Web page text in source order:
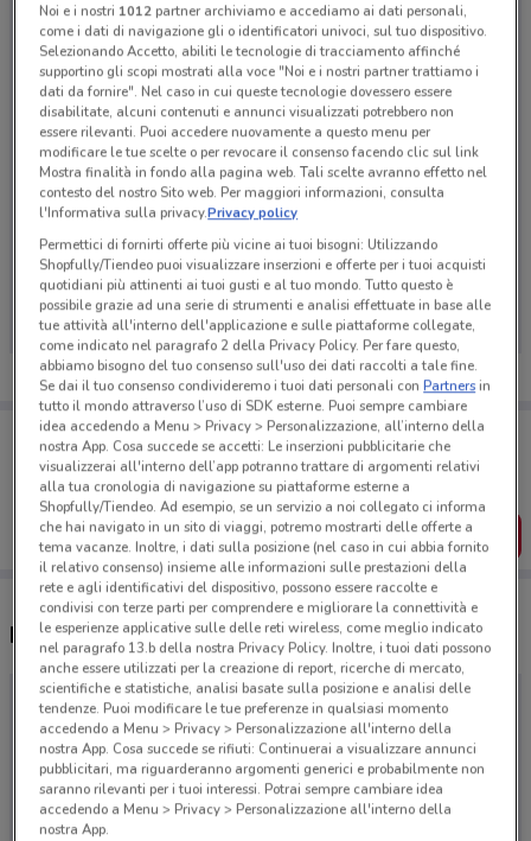
Ci dispiace, al momento non abbiamo pubblicato
volantini nella tua zona. Riprova più tardi.
Porta DoveConviene sempre con te!
Puoi trovare le migliori offerte dei negozi vicino a te,
salvarle e creare la tua lista del risparmio, comodamente
dal tuo cellulare.
SCARICA L’APP
Negozi Going Viaggi a Rho
Noi e i nostri 1012partner archiviamo e accediamo ai dati personali,
come i dati di navigazione gli o identificatori univoci, sul tuo dispositivo.
Selezionando Accetto, abiliti le tecnologie di tracciamento affinché
supportino gli scopi mostrati alla voce "Noi e i nostri partner trattiamo i
dati da fornire". Nel caso in cui queste tecnologie dovessero essere
disabilitate, alcuni contenuti e annunci visualizzati potrebbero non
essere rilevanti. Puoi accedere nuovamente a questo menu per
modificare le tue scelte o per revocare il consenso facendo clic sul link
Mostra finalità in fondo alla pagina web. Tali scelte avranno effetto nel
contesto del nostro Sito web. Per maggiori informazioni, consulta
l'Informativa sulla privacy.Privacy policy
Permettici di fornirti offerte più vicine ai tuoi bisogni: Utilizzando
Shopfully/Tiendeo puoi visualizzare inserzioni e offerte per i tuoi acquisti
quotidiani più attinenti ai tuoi gusti e al tuo mondo. Tutto questo è
possibile grazie ad una serie di strumenti e analisi effettuate in base alle
tue attività all'interno dell'applicazione e sulle piattaforme collegate,
come indicato nel paragrafo 2 della Privacy Policy. Per fare questo,
abbiamo bisogno del tuo consenso sull'uso dei dati raccolti a tale fine.
Se dai il tuo consenso condivideremo i tuoi dati personali conPartnersin
tutto il mondo attraverso l’uso di SDK esterne. Puoi sempre cambiare
idea accedendo a Menu > Privacy > Personalizzazione, all’interno della
nostra App. Cosa succede se accetti: Le inserzioni pubblicitarie che
visualizzerai all'interno dell’app potranno trattare di argomenti relativi
alla tua cronologia di navigazione su piattaforme esterne a
Shopfully/Tiendeo. Ad esempio, se un servizio a noi collegato ci informa
che hai navigato in un sito di viaggi, potremo mostrarti delle offerte a
tema vacanze. Inoltre, i dati sulla posizione (nel caso in cui abbia fornito
il relativo consenso) insieme alle informazioni sulle prestazioni della
rete e agli identificativi del dispositivo, possono essere raccolte e
condivisi con terze parti per comprendere e migliorare la connettività e
le esperienze applicative sulle delle reti wireless, come meglio indicato
nel paragrafo 13.b della nostra Privacy Policy. Inoltre, i tuoi dati possono
anche essere utilizzati per la creazione di report, ricerche di mercato,
scientifiche e statistiche, analisi basate sulla posizione e analisi delle
tendenze. Puoi modificare le tue preferenze in qualsiasi momento
accedendo a Menu > Privacy > Personalizzazione all'interno della
nostra App. Cosa succede se rifiuti: Continuerai a visualizzare annunci
pubblicitari, ma riguarderanno argomenti generici e probabilmente non
saranno rilevanti per i tuoi interessi. Potrai sempre cambiare idea
accedendo a Menu > Privacy > Personalizzazione all'interno della
nostra App.